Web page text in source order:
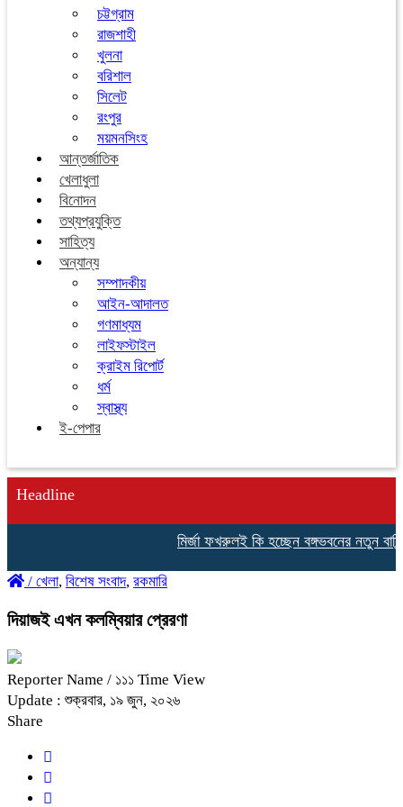
চট্টগ্রাম
রাজশাহী
খুলনা
বরিশাল
সিলেট
রংপুর
ময়মনসিংহ
আন্তর্জাতিক
খেলাধুলা
বিনোদন
তথ্যপ্রযুক্তি
সাহিত্য
অন্যান্য
সম্পাদকীয়
আইন-আদালত
গণমাধ্যম
লাইফস্টাইল
ক্রাইম রিপোর্ট
ধর্ম
স্বাস্থ্য
ই-পেপার
Headline
মির্জা ফখরুলই কি হচ্ছেন বঙ্গভবনের নতুন
/ খেলা, বিশেষ সংবাদ, রকমারি
দিয়াজই এখন কলম্বিয়ার প্রেরণা
Reporter Name / ১১১ Time View
Update : শুক্রবার, ১৯ জুন, ২০২৬
Share